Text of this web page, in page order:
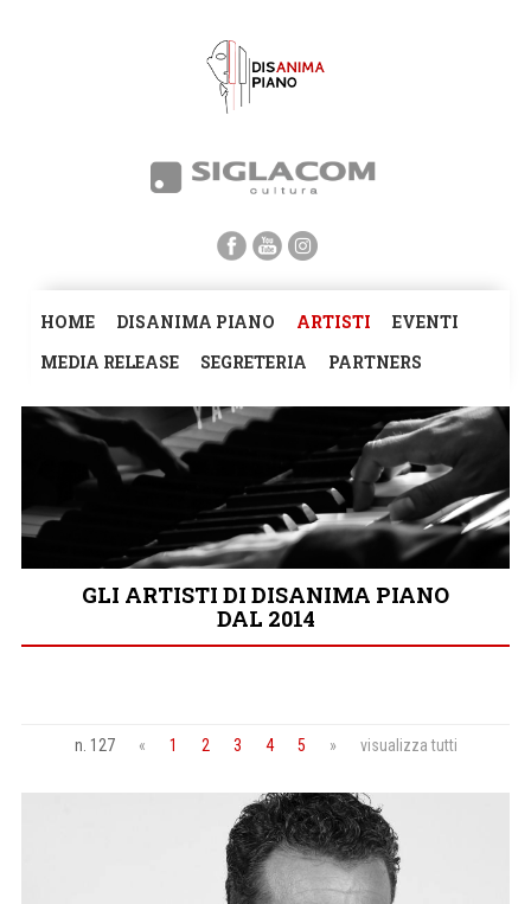
HOME DISANIMA PIANO ARTISTI
EVENTI
MEDIA RELEASE
SEGRETERIA PARTNERS
GLI ARTISTI DI DISANIMA PIANO
DAL 2014
n. 127 « 1 2 3 4 5 » visualizza tutti